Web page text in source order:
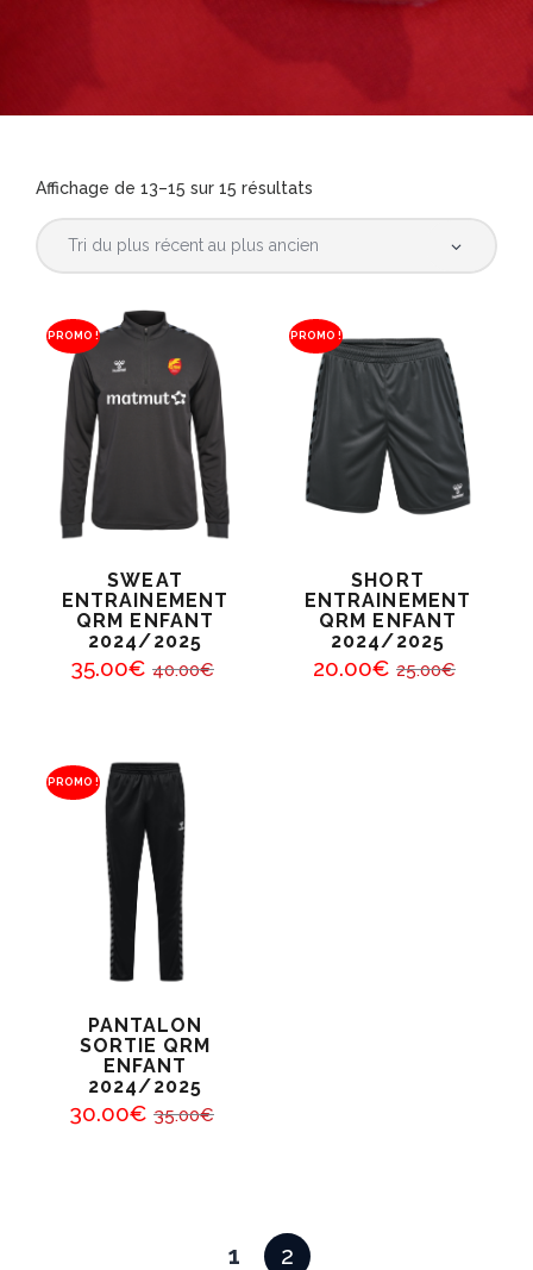
Affichage de 13–15 sur 15 résultats
PROMO !
SWEAT
ENTRAINEMENT
QRM ENFANT
2024/2025
35.00€ 40.00€
PROMO !
SHORT
ENTRAINEMENT
QRM ENFANT
2024/2025
20.00€ 25.00€
PROMO !
PANTALON
SORTIE QRM
ENFANT
2024/2025
30.00€ 35.00€
1 2